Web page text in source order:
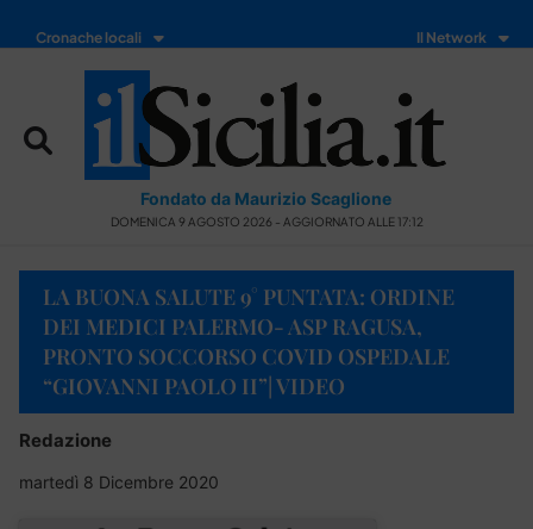
Cronache locali Il Network
Fondato da Maurizio Scaglione
DOMENICA 9 AGOSTO 2026 - AGGIORNATO ALLE 17:12
LA BUONA SALUTE 9° PUNTATA: ORDINE
DEI MEDICI PALERMO- ASP RAGUSA,
PRONTO SOCCORSO COVID OSPEDALE
“GIOVANNI PAOLO II”| VIDEO
Redazione
martedì 8 Dicembre 2020